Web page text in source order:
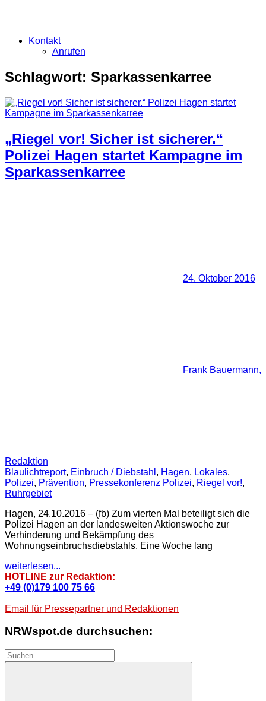
Kontakt
Anrufen
Schlagwort: Sparkassenkarree
„Riegel vor! Sicher ist sicherer.“
Polizei Hagen startet Kampagne im
Sparkassenkarree
24. Oktober 2016
Frank Bauermann,
Redaktion
Blaulichtreport, Einbruch / Diebstahl , Hagen, Lokales,
Polizei, Prävention, Pressekonferenz Polizei, Riegel vor!,
Ruhrgebiet
Hagen, 24.10.2016 – (fb) Zum vierten Mal beteiligt sich die
Polizei Hagen an der landesweiten Aktionswoche zur
Verhinderung und Bekämpfung des
Wohnungseinbruchsdiebstahls. Eine Woche lang
weiterlesen...
HOTLINE zur Redaktion:
+49 (0)179 100 75 66
Email für Pressepartner und Redaktionen
NRWspot.de durchsuchen:
Suchen
nach: